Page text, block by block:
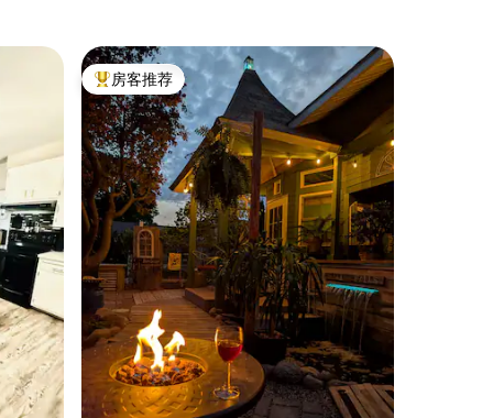
热门「房客推荐」
房客推荐